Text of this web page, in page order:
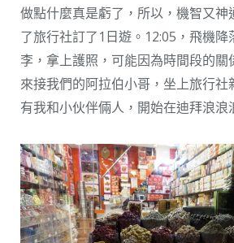
做點什麼真是虧了，所以，機智又神
了旅行社訂了1日遊。12:05，飛機
李，拿上護照，可能因為時間段的關
來接我們的阿拉伯小哥，坐上旅行
有我和小伙伴倆人，開始在迪拜浪浪